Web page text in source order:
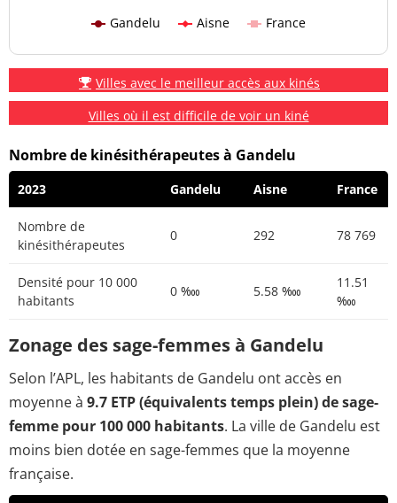
Gandelu Aisne France
Villes avec le meilleur accès aux kinés
Villes où il est difficile de voir un kiné
Nombre de kinésithérapeutes à Gandelu
2023 Gandelu Aisne France
Nombre de
kinésithérapeutes
0 292 78 769
Densité pour 10 000
habitants
0 ‱ 5.58 ‱
11.51
‱
Zonage des sage-femmes à Gandelu
Selon l’APL, les habitants de Gandelu ont accès en
moyenne à 9.7 ETP (équivalents temps plein) de sage-
femme pour 100 000 habitants. La ville de Gandelu est
moins bien dotée en sage-femmes que la moyenne
française.